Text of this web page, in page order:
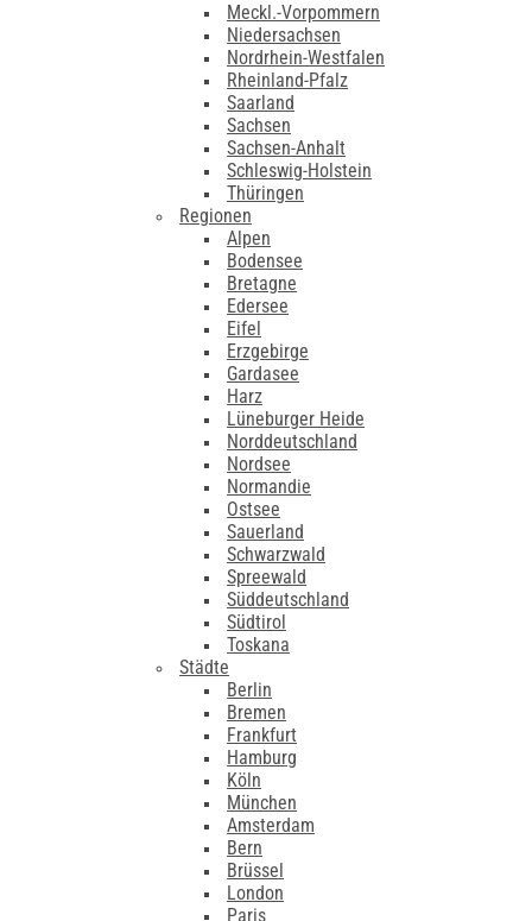
Meckl.-Vorpommern
Niedersachsen
Nordrhein-Westfalen
Rheinland-Pfalz
Saarland
Sachsen
Sachsen-Anhalt
Schleswig-Holstein
Thüringen
Regionen
Alpen
Bodensee
Bretagne
Edersee
Eifel
Erzgebirge
Gardasee
Harz
Lüneburger Heide
Norddeutschland
Nordsee
Normandie
Ostsee
Sauerland
Schwarzwald
Spreewald
Süddeutschland
Südtirol
Toskana
Städte
Berlin
Bremen
Frankfurt
Hamburg
Köln
München
Amsterdam
Bern
Brüssel
London
Paris